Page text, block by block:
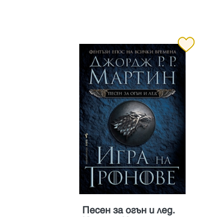
Песен за огън и лед.